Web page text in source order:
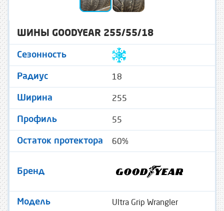
ШИНЫ GOODYEAR 255/55/18
Сезонность
Радиус 18
Ширина 255
Профиль 55
Остаток протектора 60%
Бренд
Модель Ultra Grip Wrangler